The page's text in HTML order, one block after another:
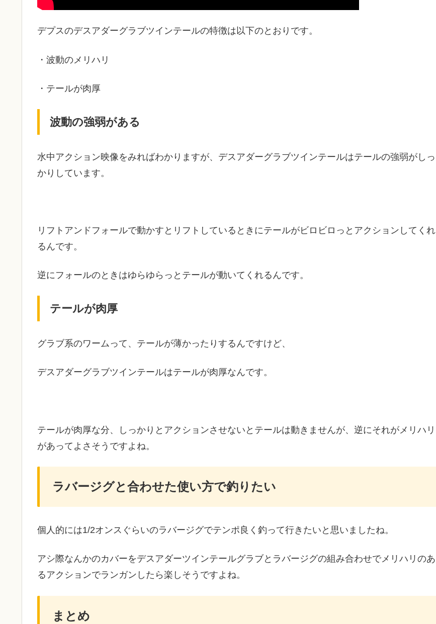
デプスのデスアダーグラブツインテールの特徴は以下のとおりです。
・波動のメリハリ
・テールが肉厚
波動の強弱がある
水中アクション映像をみればわかりますが、デスアダーグラブツインテールはテールの強弱がしっ
かりしています。
リフトアンドフォールで動かすとリフトしているときにテールがビロビロっとアクションしてくれ
るんです。
逆にフォールのときはゆらゆらっとテールが動いてくれるんです。
テールが肉厚
グラブ系のワームって、テールが薄かったりするんですけど、
デスアダーグラブツインテールはテールが肉厚なんです。
テールが肉厚な分、しっかりとアクションさせないとテールは動きませんが、逆にそれがメリハリ
があってよさそうですよね。
ラバージグと合わせた使い方で釣りたい
個人的には1/2オンスぐらいのラバージグでテンポ良く釣って行きたいと思いましたね。
アシ際なんかのカバーをデスアダーツインテールグラブとラバージグの組み合わせでメリハリのあ
るアクションでランガンしたら楽しそうですよね。
まとめ